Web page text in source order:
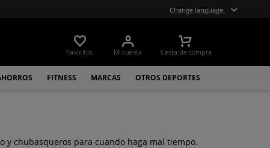
Change language:
Favoritos Mi cuenta Cesta de compra
FITNESS MARCAS OTROS DEPORTES
y chubasqueros para cuando haga mal tiempo.